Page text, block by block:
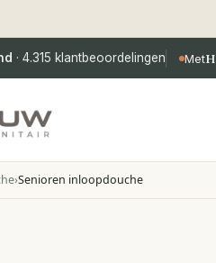
· 4.315 klantbeoordelingen Met
›Senioren inloopdouche